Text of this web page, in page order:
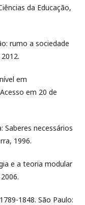
da Educação,
rumo a sociedade
em
em 20 de
Saberes necessários
1996.
e a teoria modular
1848. São Paulo: